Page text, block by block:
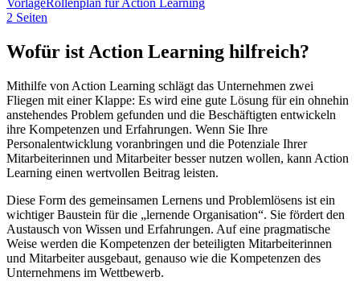
VorlageRollenplan für Action Learning
2 Seiten
Wofür ist Action Learning hilfreich?
Mithilfe von Action Learning schlägt das Unternehmen zwei
Fliegen mit einer Klappe: Es wird eine gute Lösung für ein ohnehin
anstehendes Problem gefunden und die Beschäftigten entwickeln
ihre Kompetenzen und Erfahrungen. Wenn Sie Ihre
Personalentwicklung voranbringen und die Potenziale Ihrer
Mitarbeiterinnen und Mitarbeiter besser nutzen wollen, kann Action
Learning einen wertvollen Beitrag leisten.
Diese Form des gemeinsamen Lernens und Problemlösens ist ein
wichtiger Baustein für die „lernende Organisation“. Sie fördert den
Austausch von Wissen und Erfahrungen. Auf eine pragmatische
Weise werden die Kompetenzen der beteiligten Mitarbeiterinnen
und Mitarbeiter ausgebaut, genauso wie die Kompetenzen des
Unternehmens im Wettbewerb.